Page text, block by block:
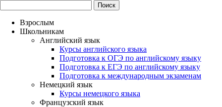
Взрослым
Школьникам
Английский язык
Курсы английского языка
Подготовка к ОГЭ по английскому языку
Подготовка к ЕГЭ по английскому языку
Подготовка к международным экзаменам
Немецкий язык
Курсы немецкого языка
Французский язык